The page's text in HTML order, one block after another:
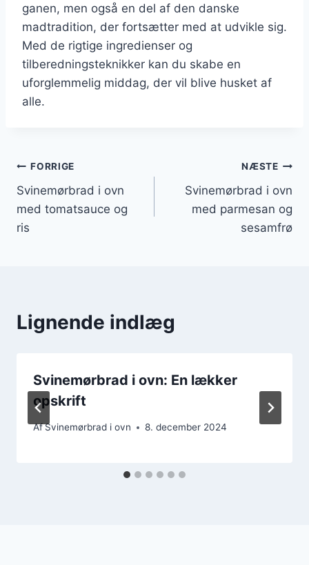
ganen, men også en del af den danske
madtradition, der fortsætter med at udvikle sig.
Med de rigtige ingredienser og
tilberedningsteknikker kan du skabe en
uforglemmelig middag, der vil blive husket af
alle.
Indlægsnavigation
FORRIGE
Svinemørbrad i ovn
med tomatsauce og
ris
NÆSTE
Svinemørbrad i ovn
med parmesan og
sesamfrø
Lignende indlæg
Svinemørbrad i ovn: En lækker
opskrift
AfSvinemørbrad i ovn 8. december 2024